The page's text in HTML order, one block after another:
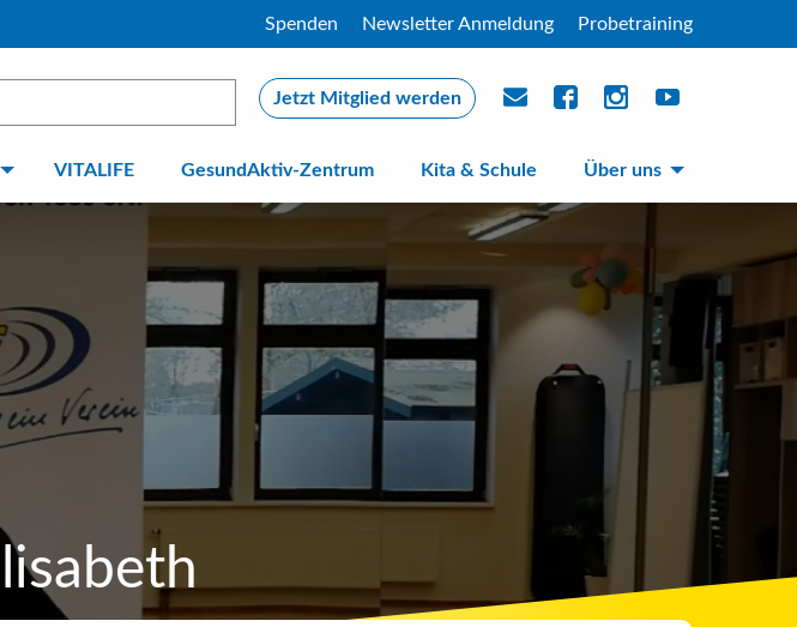
Spenden Newsletter Anmeldung Probetraining
Jetzt Mitglied werden
VITALIFE GesundAktiv-Zentrum Kita & Schule Über uns